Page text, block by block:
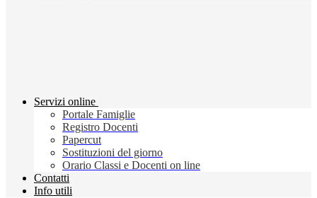
Servizi online
Portale Famiglie
Registro Docenti
Papercut
Sostituzioni del giorno
Orario Classi e Docenti on line
Contatti
Info utili